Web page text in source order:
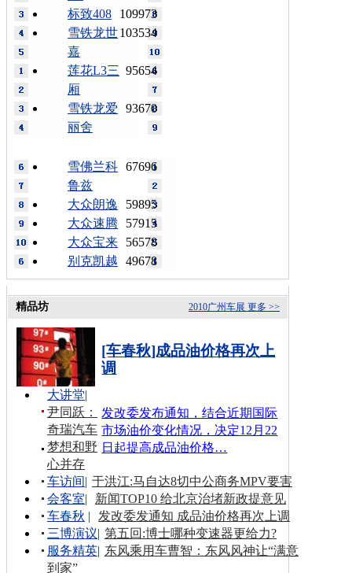
109973
标致408
103534
雪铁龙世
嘉
95654
莲花L3三
厢
93670
雪铁龙爱
丽舍
67696
雪佛兰科
鲁兹
59895
大众朗逸
57915
大众速腾
56578
大众宝来
49678
别克凯越
更多 >>
2010广州车展
精品坊
[车春秋]成品油价格再次上
调
发改委发布通知，结合近期国际
市场油价变化情况，决定12月22
日起提高成品油价格…
大讲堂|
尹同跃：
奇瑞汽车
梦想和野
心并存
车访间| 于洪江:马自达8切中公商务MPV要害
会客室|
新闻TOP10 给北京治堵新政提意见
车春秋 |
发改委发通知 成品油价格再次上调
三博演议| 第五回:博士哪种变速器更给力?
服务精英| 东风乘用车曹智：东风风神让“满意
到家”